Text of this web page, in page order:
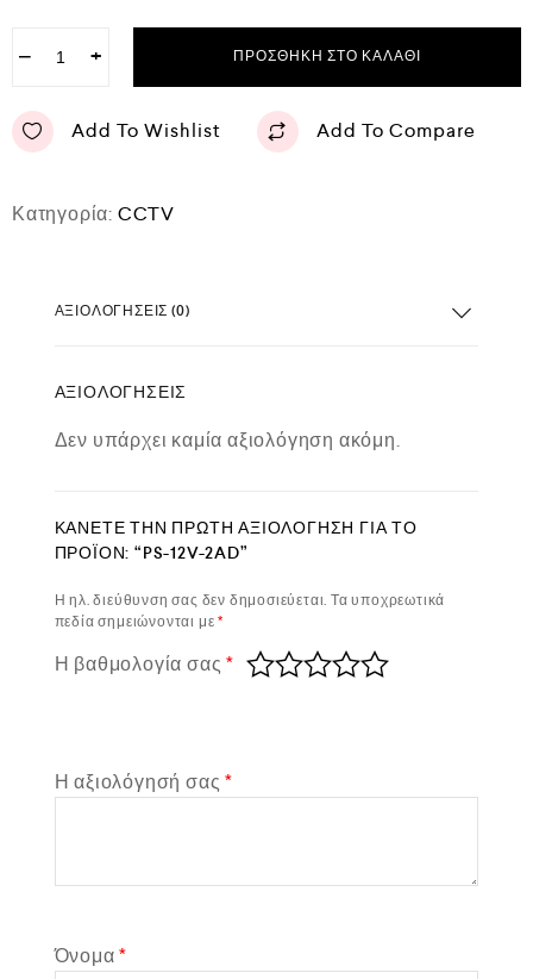
ό
− + ΠΡΟΣΘΉΚΗ ΣΤΟ ΚΑΛΆΘΙ
Add To Wishlist Add To Compare
Κατηγορία: CCTV
ΑΞΙΟΛΟΓΉΣΕΙΣ (0)
ΑΞΙΟΛΟΓΉΣΕΙΣ
Δεν υπάρχει καμία αξιολόγηση ακόμη.
ΚΆΝΕΤΕ ΤΗΝ ΠΡΏΤΗ ΑΞΙΟΛΌΓΗΣΗ ΓΙΑ ΤΟ
ΠΡΟΪΌΝ: “PS-12V-2AD”
Η ηλ. διεύθυνση σας δεν δημοσιεύεται. Τα υποχρεωτικά
πεδία σημειώνονται με*
Η βαθμολογία σας*
Η αξιολόγησή σας*
Όνομα*